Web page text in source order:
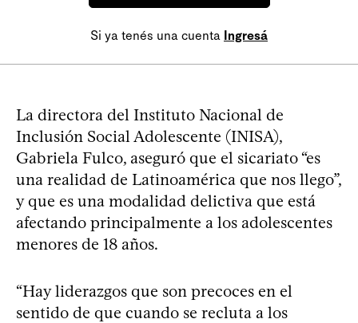
Si ya tenés una cuenta Ingresá
La directora del Instituto Nacional de
Inclusión Social Adolescente (INISA),
Gabriela Fulco, aseguró que el sicariato “es
una realidad de Latinoamérica que nos llego”,
y que es una modalidad delictiva que está
afectando principalmente a los adolescentes
menores de 18 años.
“Hay liderazgos que son precoces en el
sentido de que cuando se recluta a los